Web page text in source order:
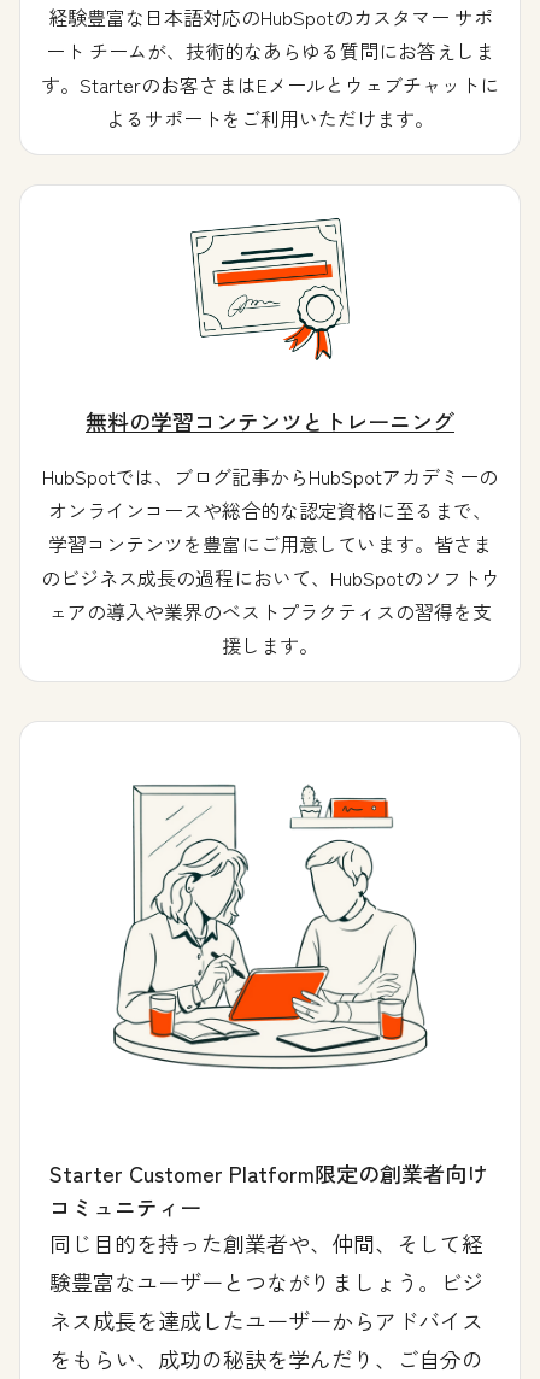
経験豊富な日本語対応のHubSpotのカスタマー サポ
ート チームが、技術的なあらゆる質問にお答えしま
す。Starterのお客さまはEメールとウェブチャットに
よるサポートをご利用いただけます。
無料の学習コンテンツとトレーニング
HubSpotでは、ブログ記事からHubSpotアカデミーの
オンラインコースや総合的な認定資格に至るまで、
学習コンテンツを豊富にご用意しています。皆さま
のビジネス成長の過程において、HubSpotのソフトウ
ェアの導入や業界のベストプラクティスの習得を支
援します。
Starter Customer Platform限定の創業者向け
コミュニティー
同じ目的を持った創業者や、仲間、そして経
験豊富なユーザーとつながりましょう。ビジ
ネス成長を達成したユーザーからアドバイス
をもらい、成功の秘訣を学んだり、ご自分の